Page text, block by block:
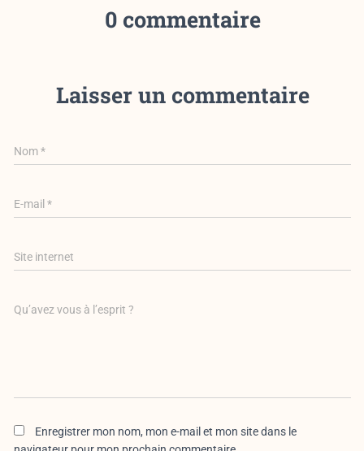
0 commentaire
Laisser un commentaire
Nom*
E-mail*
Site internet
Qu’avez vous à l’esprit ?
Enregistrer mon nom, mon e-mail et mon site dans le